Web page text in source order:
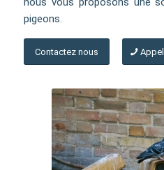
pigeons.
Contactez nous